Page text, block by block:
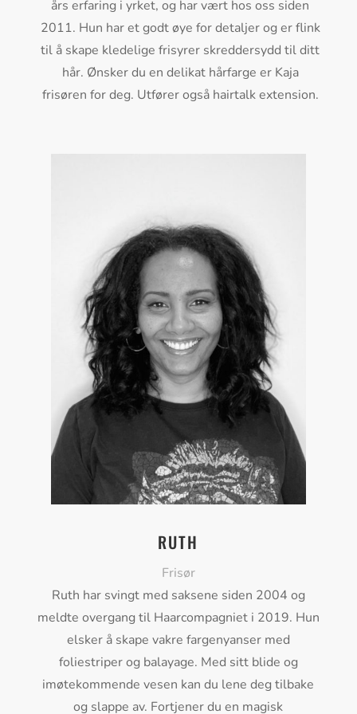
års erfaring i yrket, og har vært hos oss siden
2011. Hun har et godt øye for detaljer og er flink
til å skape kledelige frisyrer skreddersydd til ditt
hår. Ønsker du en delikat hårfarge er Kaja
frisøren for deg. Utfører også hairtalk extension.
RUTH
Frisør
Ruth har svingt med saksene siden 2004 og
meldte overgang til Haarcompagniet i 2019. Hun
elsker å skape vakre fargenyanser med
foliestriper og balayage. Med sitt blide og
imøtekommende vesen kan du lene deg tilbake
og slappe av. Fortjener du en magisk